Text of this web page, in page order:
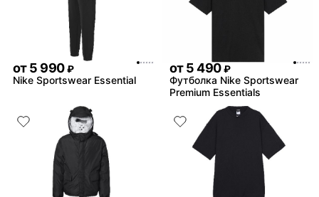
от5 990 ₽
Nike Sportswear Essential
от5 490 ₽
Футболка Nike Sportswear
Premium Essentials